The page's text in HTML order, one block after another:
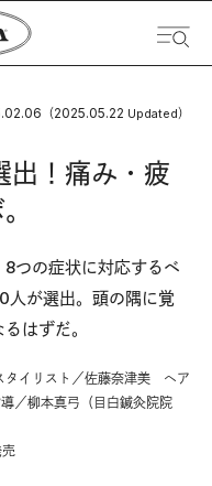
（2025.05.22 Updated）
出！痛み・疲
つの症状に対応するベ
人が選出。頭の隅に覚
はずだ。
イリスト／佐藤奈津美 ヘア
／柳本真弓（目白鍼灸院院